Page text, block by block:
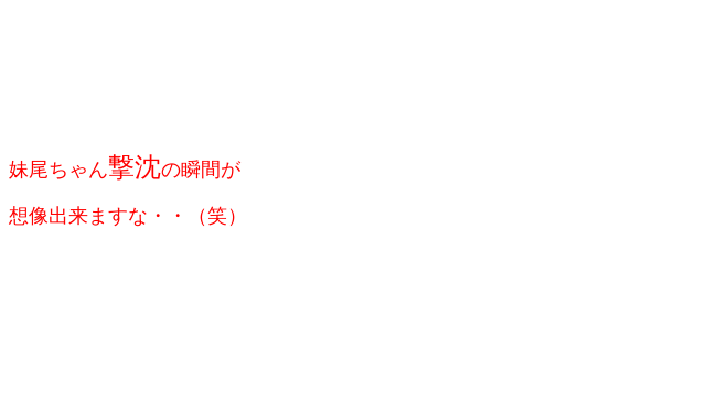
妹尾ちゃん撃沈の瞬間が
想像出来ますな・・（笑）